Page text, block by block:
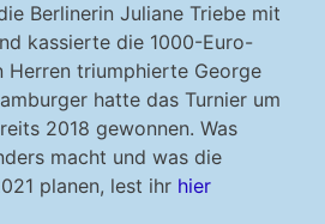
Berlinerin Juliane Triebe mit
kassierte die 1000-Euro-
Herren triumphierte George
hatte das Turnier um
2018 gewonnen. Was
macht und was die
planen, lest ihr hier